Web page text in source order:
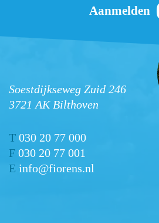
Soestdijkseweg Zuid 246
3721 AK Bilthoven
T 030 20 77 000
F 030 20 77 001
E info@fiorens.nl